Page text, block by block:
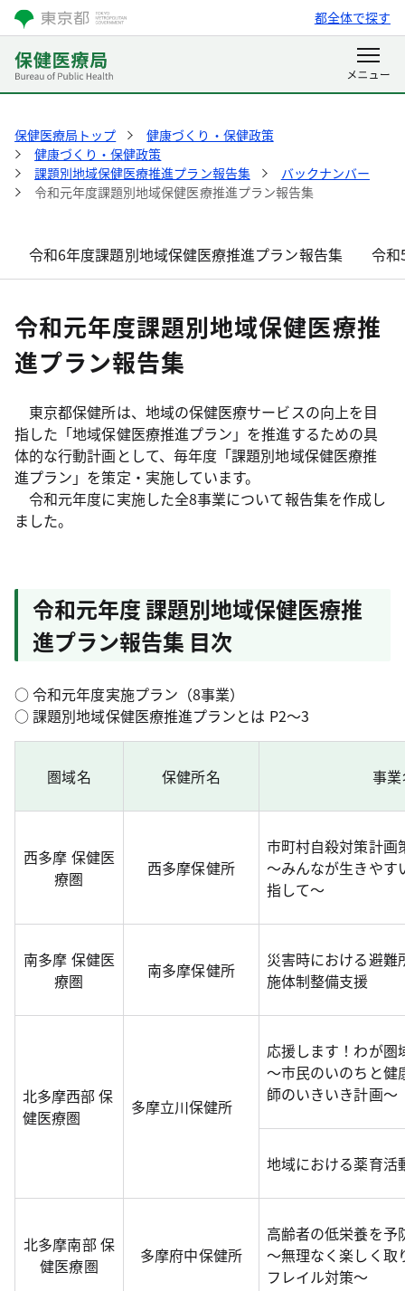
都全体で探す
保健医療局トップ
健康づくり・保健政策
健康づくり・保健政策
課題別地域保健医療推進プラン報告集
バックナンバー
令和元年度課題別地域保健医療推進プラン報告集
令和6年度課題別地域保健医療推進プラン報告集 令和
令和元年度課題別地域保健医療推
進プラン報告集
東京都保健所は、地域の保健医療サービスの向上を目
指した「地域保健医療推進プラン」を推進するための具
体的な行動計画として、毎年度「課題別地域保健医療推
進プラン」を策定・実施しています。
令和元年度に実施した全8事業について報告集を作成し
ました。
令和元年度 課題別地域保健医療推
進プラン報告集 目次
○ 令和元年度実施プラン（8事業）
○ 課題別地域保健医療推進プランとは P2～3
圏域名 保健所名 事
西多摩 保健医
療圏
西多摩保健所
市町村自殺対策計画
～みんなが生きやす
指して～
南多摩 保健医
療圏
南多摩保健所
災害時における避難
施体制整備支援
北多摩西部 保
健医療圏
多摩立川保健所
応援します！わが圏
～市民のいのちと健
師のいきいき計画～
地域における薬育活
北多摩南部 保
健医療圏
多摩府中保健所
高齢者の低栄養を予
～無理なく楽しく取
フレイル対策～